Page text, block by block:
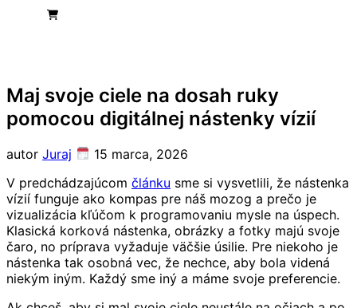
Maj svoje ciele na dosah ruky
pomocou digitálnej nástenky vízií
autor Juraj
15 marca, 2026
V predchádzajúcom článku sme si vysvetlili, že nástenka
vízií funguje ako kompas pre náš mozog a prečo je
vizualizácia kľúčom k programovaniu mysle na úspech.
Klasická korková nástenka, obrázky a fotky majú svoje
čaro, no príprava vyžaduje väčšie úsilie. Pre niekoho je
nástenka tak osobná vec, že nechce, aby bola videná
niekým iným. Každý sme iný a máme svoje preferencie.